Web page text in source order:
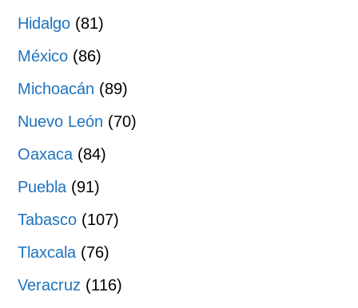
Hidalgo (81)
México (86)
Michoacán (89)
Nuevo León (70)
Oaxaca (84)
Puebla (91)
Tabasco (107)
Tlaxcala (76)
Veracruz (116)